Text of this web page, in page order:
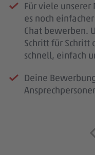
Für viele
es noch
Chat bewerben.
Schritt für Schritt
schnell, einfach
Deine